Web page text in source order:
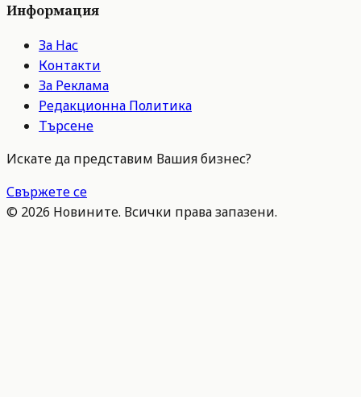
Информация
За Нас
Контакти
За Реклама
Редакционна Политика
Търсене
Искате да представим Вашия бизнес?
Свържете се
© 2026 Новините. Всички права запазени.